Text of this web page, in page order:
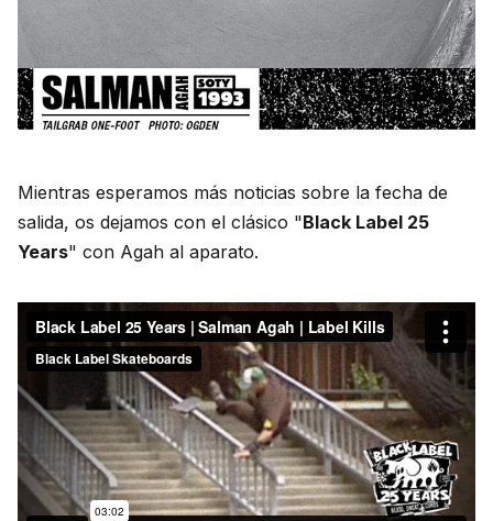
Mientras esperamos más noticias sobre la fecha de
salida, os dejamos con el clásico "Black Label 25
Years" con Agah al aparato.